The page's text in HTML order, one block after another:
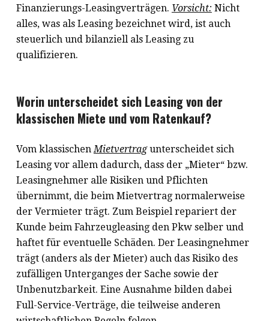
Finanzierungs-Leasingverträgen. Vorsicht: Nicht
alles, was als Leasing bezeichnet wird, ist auch
steuerlich und bilanziell als Leasing zu
qualifizieren.
Worin unterscheidet sich Leasing von der
klassischen Miete und vom Ratenkauf?
Vom klassischenMietvertragunterscheidet sich
Leasing vor allem dadurch, dass der „Mieter“ bzw.
Leasingnehmer alle Risiken und Pflichten
übernimmt, die beim Mietvertrag normalerweise
der Vermieter trägt. Zum Beispiel repariert der
Kunde beim Fahrzeugleasing den Pkw selber und
haftet für eventuelle Schäden. Der Leasingnehmer
trägt (anders als der Mieter) auch das Risiko des
zufälligen Unterganges der Sache sowie der
Unbenutzbarkeit. Eine Ausnahme bilden dabei
Full-Service-Verträge, die teilweise anderen